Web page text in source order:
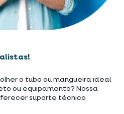
o tubo ou mangueira ideal
ou equipamento? Nossa
suporte técnico